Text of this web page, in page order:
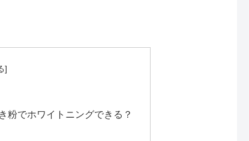
粉でホワイトニングできる？